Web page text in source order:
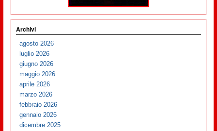
Archivi
agosto 2026
luglio 2026
giugno 2026
maggio 2026
aprile 2026
marzo 2026
febbraio 2026
gennaio 2026
dicembre 2025